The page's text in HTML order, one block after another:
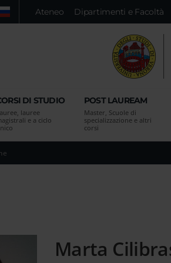
avanzata
Ateneo Dipartimenti e Facoltà
DI STUDIO
lauree
e a ciclo
POST LAUREAM
Master, Scuole di
specializzazione e altri
corsi
Marta